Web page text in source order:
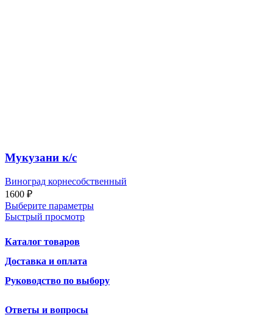
Мукузани к/с
Виноград корнесобственный
1600 ₽
Выберите параметры
Быстрый просмотр
Каталог товаров
Доставка и оплата
Руководство по выбору
Ответы и вопросы